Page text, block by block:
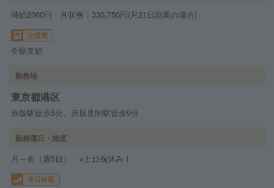
時給2000円 月収例：330,750円(月21日就業の場合)
交通費
全額支給
勤務地
東京都港区
赤坂駅徒歩5分、赤坂見附駅徒歩9分
勤務曜日・頻度
月～金（週5日） ※土日祝休み！
休日休暇